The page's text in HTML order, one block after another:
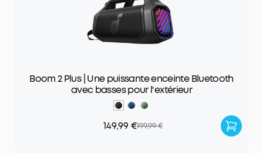
Boom 2 Plus | Une puissante enceinte Bluetooth
avec basses pour l'extérieur
149,99 €199,99 €